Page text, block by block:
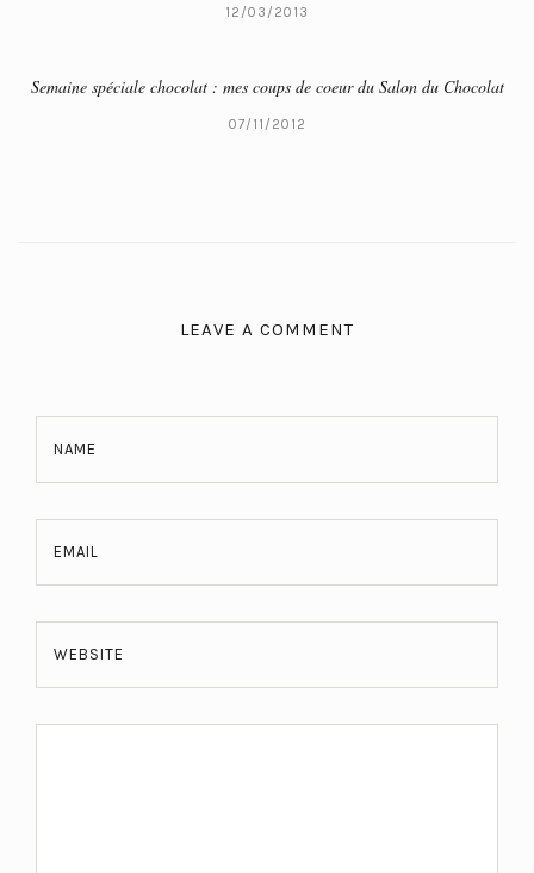
12/03/2013
Semaine spéciale chocolat : mes coups de coeur du Salon du Chocolat
07/11/2012
LEAVE A COMMENT
NAME
EMAIL
WEBSITE